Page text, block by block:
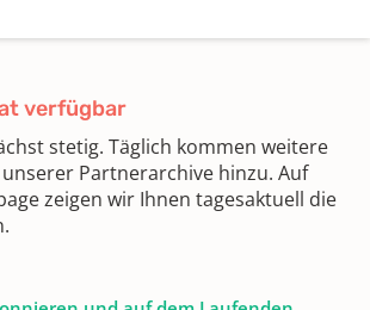
verfügbar
stetig. Täglich kommen weitere
Partnerarchive hinzu. Auf
zeigen wir Ihnen tagesaktuell die